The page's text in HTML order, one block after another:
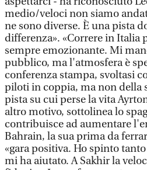
medio/veloci non siamo
ne sono diverse. È una pista
differenza». «Correre in Italia
sempre emozionante. Mi
pubblico, ma l'atmosfera è
conferenza stampa, svoltasi
piloti in coppia, ma non della
pista su cui perse la vita
altro motivo, sottolinea lo
contribuisce ad aumentare
Bahrain, la sua prima da
«gara positiva. Ho spinto
mi ha aiutato. A Sakhir la